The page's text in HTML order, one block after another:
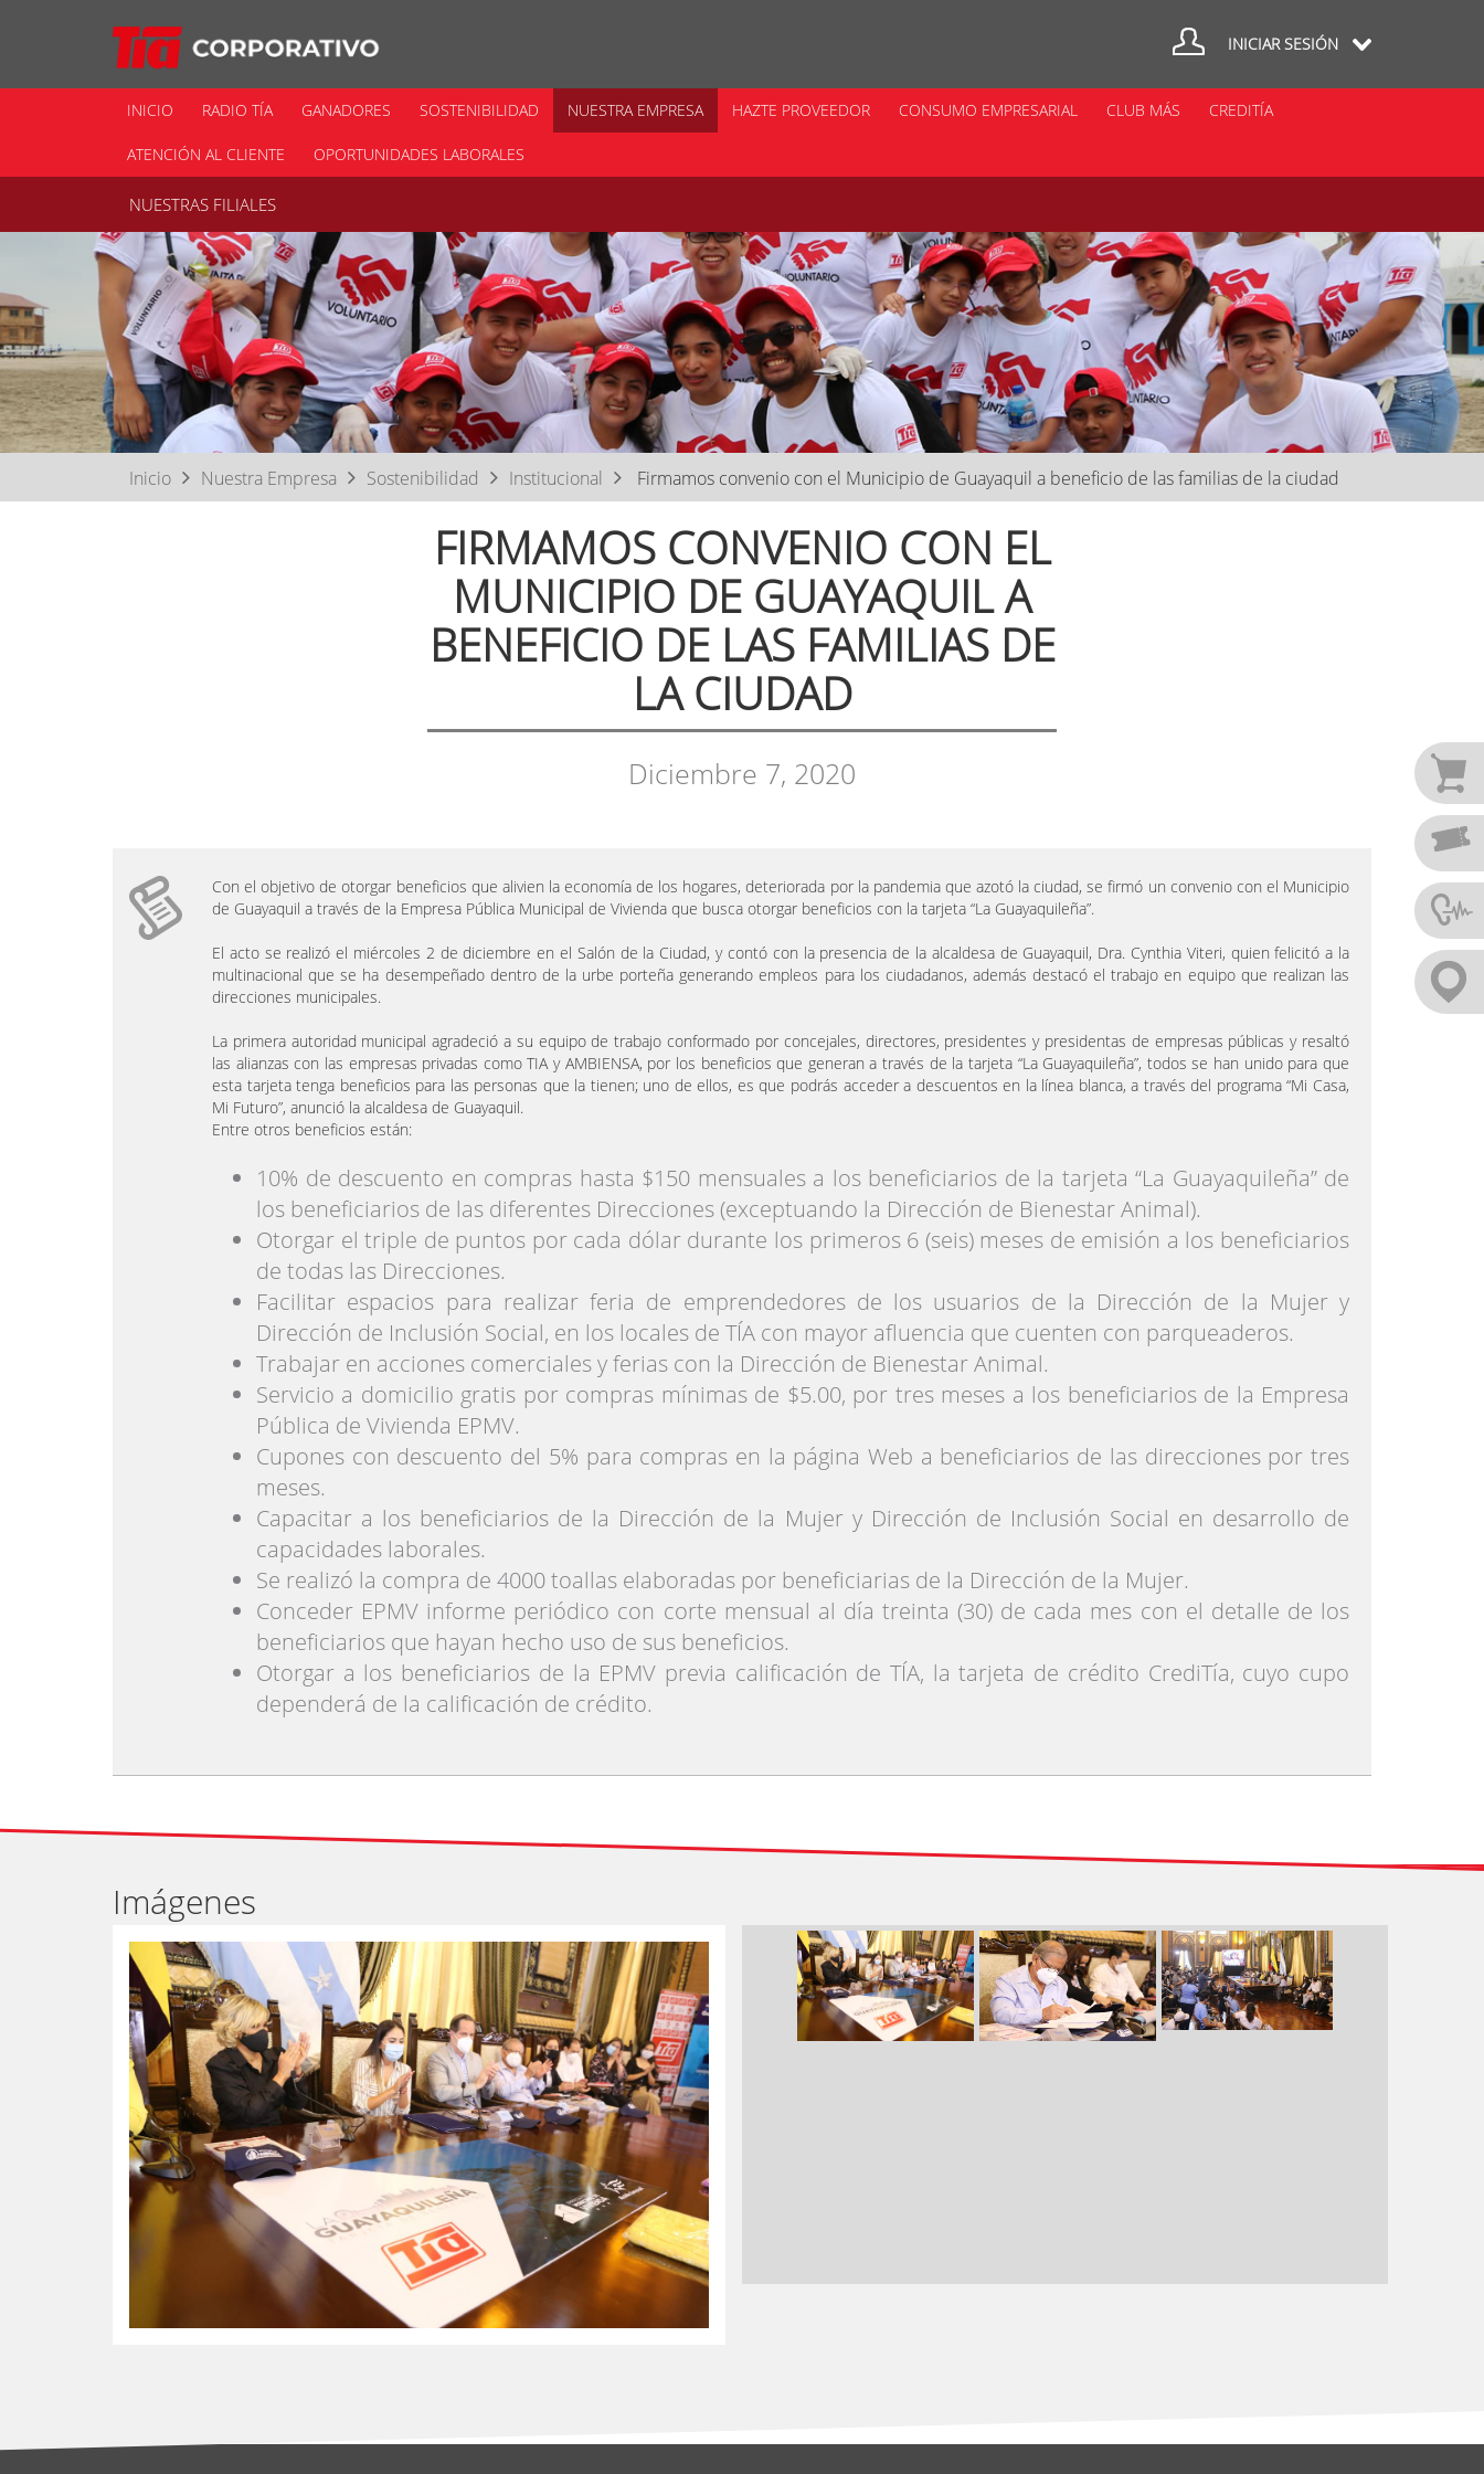
INICIAR SESIÓN
INICIO RADIO TÍA GANADORES SOSTENIBILIDAD NUESTRA EMPRESA HAZTE PROVEEDOR CONSUMO EMPRESARIAL CLUB MÁS CREDITÍA
ATENCIÓN AL CLIENTE OPORTUNIDADES LABORALES
NUESTRAS FILIALES
Inicio Nuestra Empresa Sostenibilidad Institucional Firmamos convenio con el Municipio de Guayaquil a beneficio de las familias de la ciudad
FIRMAMOS CONVENIO CON EL
MUNICIPIO DE GUAYAQUIL A
BENEFICIO DE LAS FAMILIAS DE
LA CIUDAD
Diciembre 7, 2020
Con el objetivo de otorgar beneficios que alivien la economía de los hogares, deteriorada por la pandemia que azotó la ciudad, se firmó un convenio con el Municipio
de Guayaquil a través de la Empresa Pública Municipal de Vivienda que busca otorgar beneficios con la tarjeta “La Guayaquileña”.
El acto se realizó el miércoles 2 de diciembre en el Salón de la Ciudad, y contó con la presencia de la alcaldesa de Guayaquil, Dra. Cynthia Viteri, quien felicitó a la
multinacional que se ha desempeñado dentro de la urbe porteña generando empleos para los ciudadanos, además destacó el trabajo en equipo que realizan las
direcciones municipales.
La primera autoridad municipal agradeció a su equipo de trabajo conformado por concejales, directores, presidentes y presidentas de empresas públicas y resaltó
las alianzas con las empresas privadas como TIA y AMBIENSA, por los beneficios que generan a través de la tarjeta “La Guayaquileña”, todos se han unido para que
esta tarjeta tenga beneficios para las personas que la tienen; uno de ellos, es que podrás acceder a descuentos en la línea blanca, a través del programa “Mi Casa,
Mi Futuro”, anunció la alcaldesa de Guayaquil.
Entre otros beneficios están:
10% de descuento en compras hasta $150 mensuales a los beneficiarios de la tarjeta “La Guayaquileña” de
los beneficiarios de las diferentes Direcciones (exceptuando la Dirección de Bienestar Animal).
Otorgar el triple de puntos por cada dólar durante los primeros 6 (seis) meses de emisión a los beneficiarios
de todas las Direcciones.
Facilitar espacios para realizar feria de emprendedores de los usuarios de la Dirección de la Mujer y
Dirección de Inclusión Social, en los locales de TÍA con mayor afluencia que cuenten con parqueaderos.
Trabajar en acciones comerciales y ferias con la Dirección de Bienestar Animal.
Servicio a domicilio gratis por compras mínimas de $5.00, por tres meses a los beneficiarios de la Empresa
Pública de Vivienda EPMV.
Cupones con descuento del 5% para compras en la página Web a beneficiarios de las direcciones por tres
meses.
Capacitar a los beneficiarios de la Dirección de la Mujer y Dirección de Inclusión Social en desarrollo de
capacidades laborales.
Se realizó la compra de 4000 toallas elaboradas por beneficiarias de la Dirección de la Mujer.
Conceder EPMV informe periódico con corte mensual al día treinta (30) de cada mes con el detalle de los
beneficiarios que hayan hecho uso de sus beneficios.
Otorgar a los beneficiarios de la EPMV previa calificación de TÍA, la tarjeta de crédito CrediTía, cuyo cupo
dependerá de la calificación de crédito.
Imágenes